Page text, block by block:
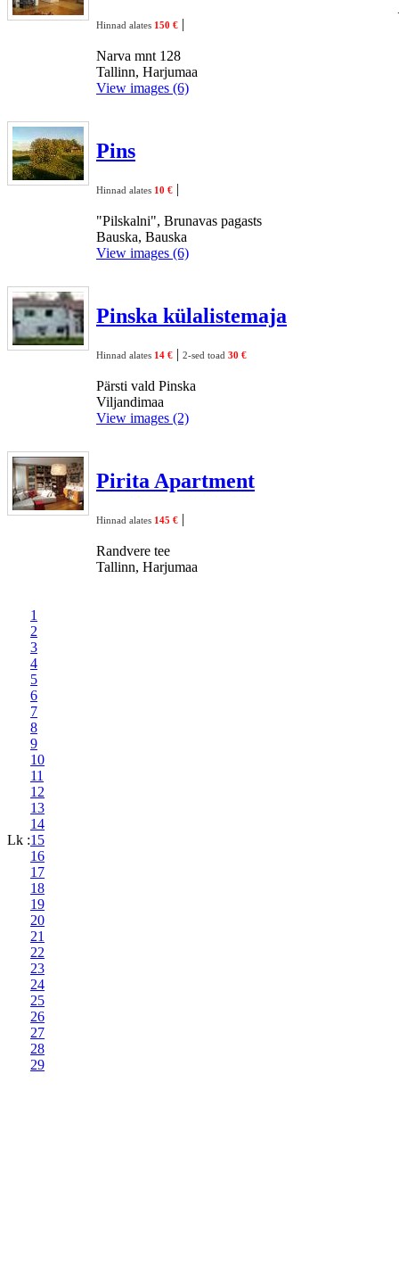
Hinnad alates 150 € |
Narva mnt 128
Tallinn, Harjumaa
View images (6)
Pins
Hinnad alates 10 € |
"Pilskalni", Brunavas pagasts
Bauska, Bauska
View images (6)
Pinska külalistemaja
Hinnad alates 14 € | 2-sed toad 30 €
Pärsti vald Pinska
Viljandimaa
View images (2)
Pirita Apartment
Hinnad alates 145 € |
Randvere tee
Tallinn, Harjumaa
Lk :
1
2
3
4
5
6
7
8
9
10
11
12
13
14
15
16
17
18
19
20
21
22
23
24
25
26
27
28
29